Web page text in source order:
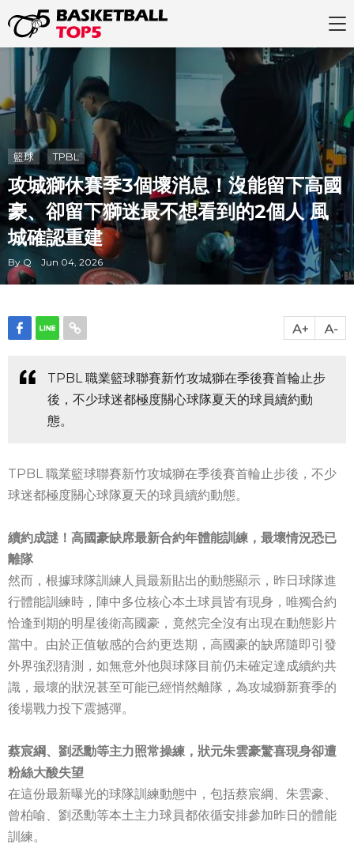
籃球 TPBL
攻城獅休賽季3個壞消息！沒能留下高國
豪、卻留下獅迷最不想看到的2個人 風
城確認重建
By Q Jun 04, 2026
TPBL 職業籃球聯賽新竹攻城獅在季後賽首輪止步
後，不少球迷都極度關心球隊夏天的球員續約動
態。
TPBL 職業籃球聯賽新竹攻城獅在季後賽首輪止步後，不少
球迷都極度關心球隊夏天的球員續約動態。
續約成謎！高國豪缺席最新合約年體能訓練，最壞情況恐已
離隊
然而，根據球隊訓練人員最新貼出的動態顯示，昨日球隊進
行體能訓練時，陣中多位核心本土球員皆有現身，唯獨合約
恰逢到期的明星後衛高國豪，竟然完全沒有出現在動態影片
當中。由於正值敏感的合約更迭期，高國豪的缺席隨即引發
外界強烈猜測，如無意外他與球隊目前仍未確定達成續約共
識，最壞的狀況甚至可能已經悄然離隊，為攻城獅新賽季的
後場戰力投下震撼彈。
蔡宸綱、劉丞勳等主力照常操練，狀元朱雲豪驚喜現身卻遭
粉絲大酸失望
在這份最新曝光的球隊訓練動態中，包括蔡宸綱、朱雲豪、
曾柏喻、劉丞勳等本土主力球員都依循安排參加昨日的體能
訓練。